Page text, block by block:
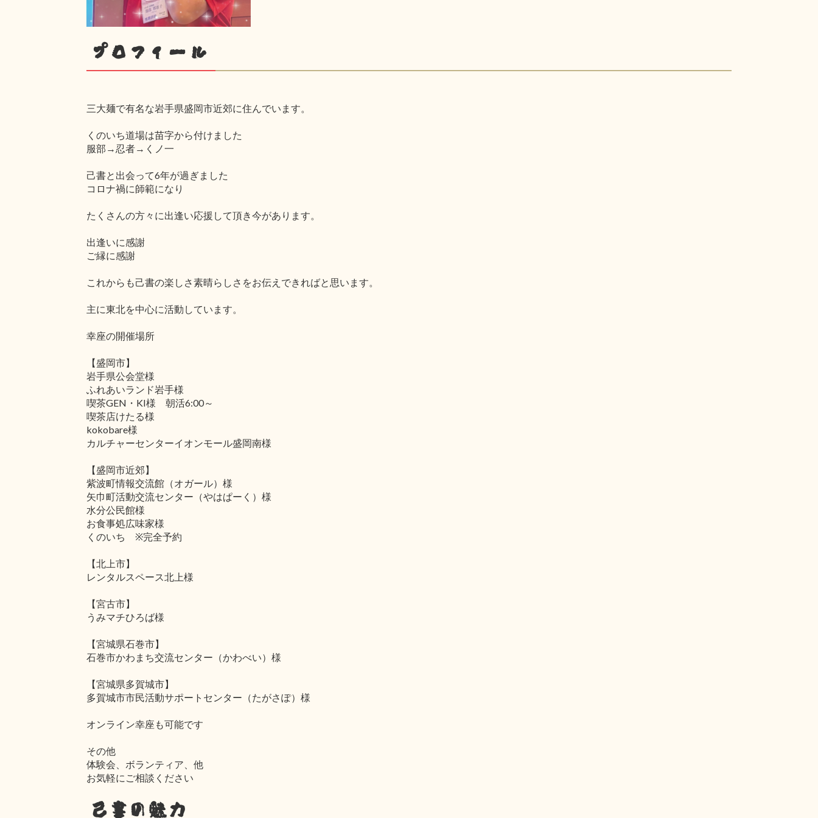
プロフィール
三大麺で有名な岩手県盛岡市近郊に住んでいます。
くのいち道場は苗字から付けました
服部→忍者→くノ一
己書と出会って6年が過ぎました
コロナ禍に師範になり
たくさんの方々に出逢い応援して頂き今があります。
出逢いに感謝
ご縁に感謝
これからも己書の楽しさ素晴らしさをお伝えできればと思います。
主に東北を中心に活動しています。
幸座の開催場所
【盛岡市】
岩手県公会堂様
ふれあいランド岩手様
喫茶GEN・KI様 朝活6:00～
喫茶店けたる様
kokobare様
カルチャーセンターイオンモール盛岡南様
【盛岡市近郊】
紫波町情報交流館（オガール）様
矢巾町活動交流センター（やはぱーく）様
水分公民館様
お食事処広味家様
くのいち ※完全予約
【北上市】
レンタルスペース北上様
【宮古市】
うみマチひろば様
【宮城県石巻市】
石巻市かわまち交流センター（かわべい）様
【宮城県多賀城市】
多賀城市市民活動サポートセンター（たがさぽ）様
オンライン幸座も可能です
その他
体験会、ボランティア、他
お気軽にご相談ください
己書の魅力